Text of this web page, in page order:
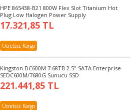
HPE 865438-B21 800W Flex Slot Titanium Hot
Plug Low Halogen Power Supply
17.321,85 TL
Ücretsiz Kargo
Kingston DC600M 7.68TB 2.5" SATA Enterprise
SEDC600M/7680G Sunucu SSD
221.441,85 TL
Ücretsiz Kargo